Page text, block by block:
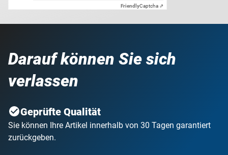
FriendlyCaptcha ⇗
Darauf können Sie sich
verlassen
Geprüfte Qualität
Sie können Ihre Artikel innerhalb von 30 Tagen garantiert
zurückgeben.